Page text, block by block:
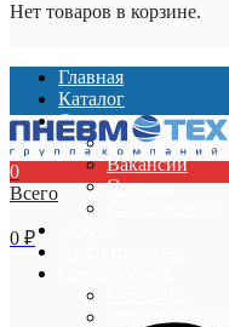
Нет товаров в корзине.
Главная
Каталог
О компании
О компании
Вакансии
Отзывы
0
Всего
0 ₽